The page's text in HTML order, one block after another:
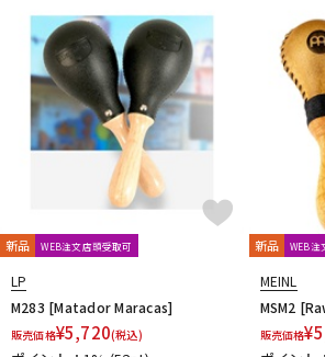
新品 WEB注文店頭受取可
LP
M283 [Matador Maracas]
販売価格¥5,720(税込)
新品 WEB注
MEINL
MSM2
販売価格¥